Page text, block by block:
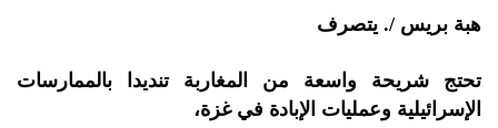
هبة بريس /. يتصرف
تحتج شريحة واسعة من المغاربة تنديدا بالممارسات
الإسرائيلية وعمليات الإبادة في غزة،